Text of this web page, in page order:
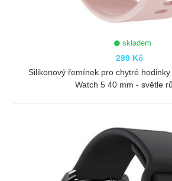
skladem
299 Kč
Silikonový řemínek pro chytré
Watch 5 40 mm - světle